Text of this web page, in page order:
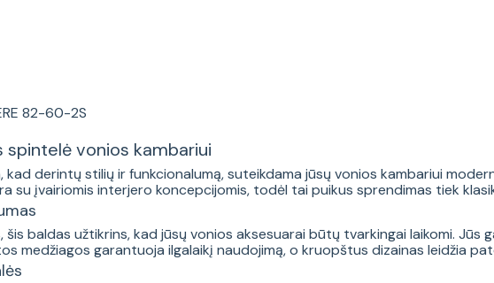
82-60-2S
spintelė vonios kambariui
derintų stilių ir funkcionalumą, suteikdama jūsų vonios kambariui
su įvairiomis interjero koncepcijomis, todėl tai puikus sprendimas tiek
šis baldas užtikrins, kad jūsų vonios aksesuarai būtų tvarkingai laikomi. Jūs
medžiagos garantuoja ilgalaikį naudojimą, o kruopštus dizainas leidžia